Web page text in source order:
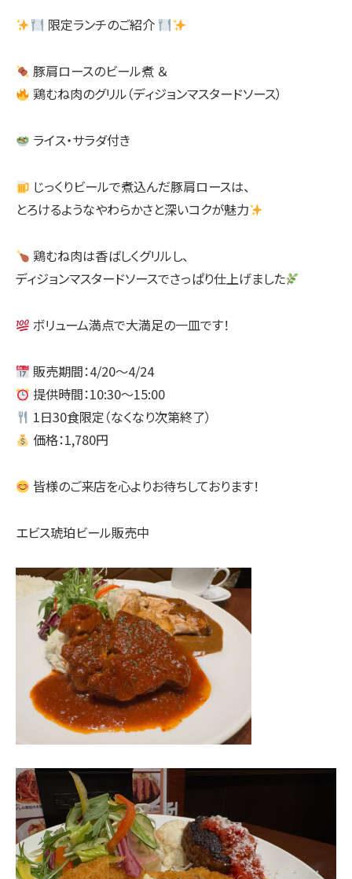
限定ランチのご紹介
豚肩ロースのビール煮 ＆
鶏むね肉のグリル（ディジョンマスタードソース）
ライス・サラダ付き
じっくりビールで煮込んだ豚肩ロースは、
とろけるようなやわらかさと深いコクが魅力
鶏むね肉は香ばしくグリルし、
ディジョンマスタードソースでさっぱり仕上げました
ボリューム満点で大満足の一皿です！
販売期間：4/20〜4/24
提供時間：10:30〜15:00
1日30食限定（なくなり次第終了）
価格：1,780円
皆様のご来店を心よりお待ちしております！
エビス琥珀ビール販売中